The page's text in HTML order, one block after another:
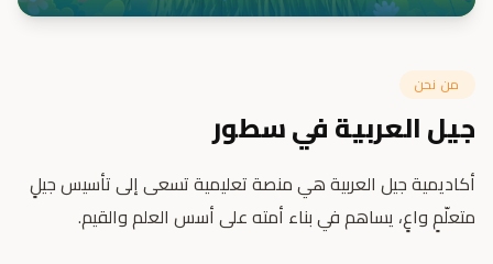
من نحن
جيل العربية في سطور
أكاديمية جيل العربية هي منصة تعليمية تسعى إلى تأسيس جيلٍ